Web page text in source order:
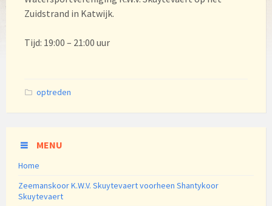
Zuidstrand in Katwijk.
Tijd: 19:00 – 21:00 uur
Categories:
optreden
MENU
Home
Zeemanskoor K.W.V. Skuytevaert voorheen Shantykoor
Skuytevaert